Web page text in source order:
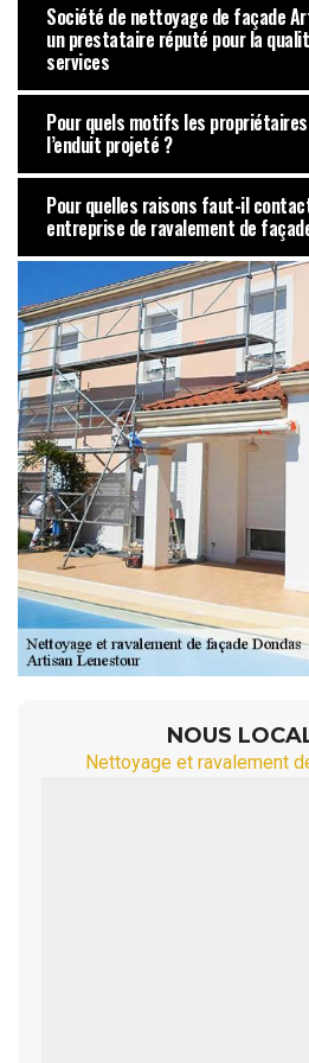
Société de nettoyage de façade
un prestataire réputé pour la
services
Pour quels motifs les
l’enduit projeté ?
Pour quelles raisons faut-il
entreprise de ravalement de
NOUS
Nettoyage et ravalement